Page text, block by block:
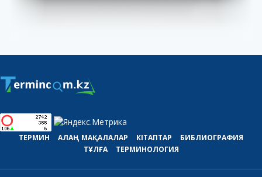
ТЕРМИН АЛАҢ МАҚАЛАЛАР КІТАПТАР
БИБЛИОГРАФИЯ
ТҰЛҒА
ТЕРМИНОЛОГИЯ